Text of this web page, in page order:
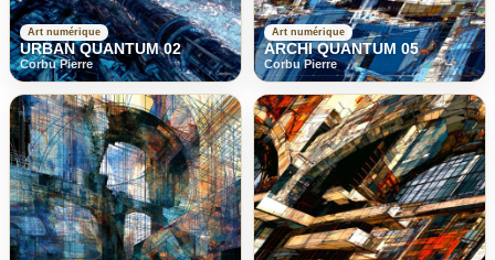
Art numérique
URBAN QUANTUM 02
Corbu Pierre
Art numérique
ARCHI QUANTUM 05
Corbu Pierre